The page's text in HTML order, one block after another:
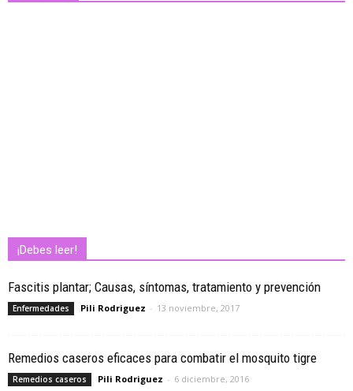
¡Debes leer!
Fascitis plantar; Causas, síntomas, tratamiento y prevención
Enfermedades Pili Rodriguez - 13 noviembre, 2017
Remedios caseros eficaces para combatir el mosquito tigre
Remedios caseros Pili Rodriguez - 6 diciembre, 2016